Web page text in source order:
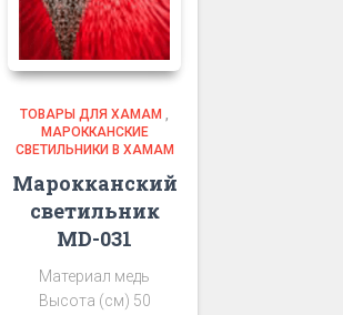
ТОВАРЫ ДЛЯ ХАМАМ ,
МАРОККАНСКИЕ
СВЕТИЛЬНИКИ В ХАМАМ
Марокканский
светильник
MD-031
Материал медь
Высота (см) 50